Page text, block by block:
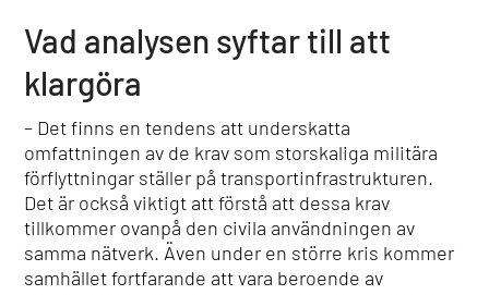
Vad analysen syftar till att
klargöra
– Det finns en tendens att underskatta
omfattningen av de krav som storskaliga militära
förflyttningar ställer på transportinfrastrukturen.
Det är också viktigt att förstå att dessa krav
tillkommer ovanpå den civila användningen av
samma nätverk. Även under en större kris kommer
samhället fortfarande att vara beroende av